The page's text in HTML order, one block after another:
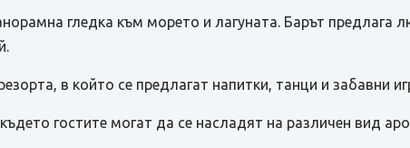
гледка към морето и лагуната. Барът предлага
в който се предлагат напитки, танци и забавни
гостите могат да се насладят на различен вид